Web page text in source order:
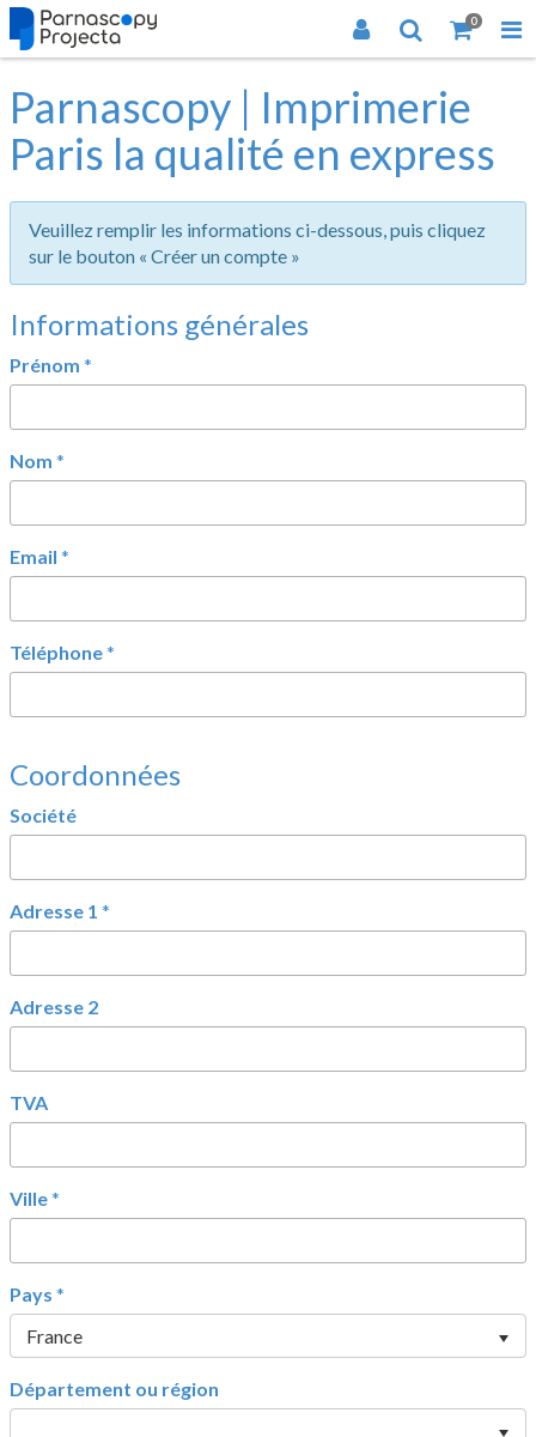
0
Parnascopy | Imprimerie
Paris la qualité en express
Veuillez remplir les informations ci-dessous, puis cliquez
sur le bouton « Créer un compte »
Informations générales
Prénom *
Nom *
Email *
Téléphone*
Coordonnées
Société
Adresse 1 *
Adresse 2
TVA
Ville*
Pays *
France
Département ou région